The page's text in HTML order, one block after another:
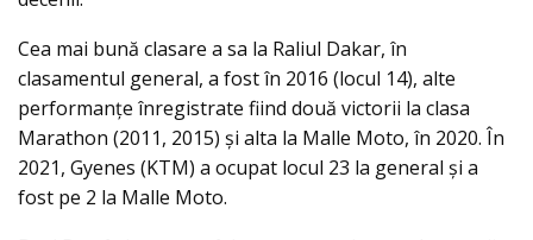
Cea mai bună clasare a sa la Raliul Dakar, în
clasamentul general, a fost în 2016 (locul 14), alte
performanţe înregistrate fiind două victorii la clasa
Marathon (2011, 2015) şi alta la Malle Moto, în 2020. În
2021, Gyenes (KTM) a ocupat locul 23 la general şi a
fost pe 2 la Malle Moto.